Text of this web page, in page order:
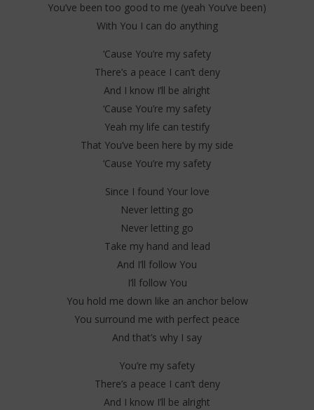
You’ve been too good to me (yeah You’ve been)
With You I can do anything
‘Cause You’re my safety
There’s a peace I can’t deny
And I know I’ll be alright
‘Cause You’re my safety
Yeah my life can testify
That You’ve been here by my side
‘Cause You’re my safety
Since I found Your love
Never letting go
Never letting go
Take my hand and lead
And I’ll follow You
I’ll follow You
You hold me down like an anchor below
You surround me with perfect peace
And that’s why I say
You’re my safety
There’s a peace I can’t deny
And I know I’ll be alright